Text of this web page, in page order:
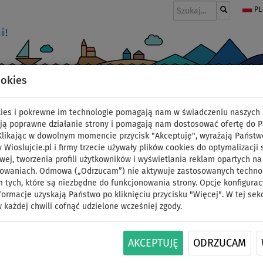
i pokrewne im technologie pomagają nam w świadczeniu naszych
poprawne działanie strony i pomagają nam dostosować ofertę do
w dowolnym momencie przycisk "Akceptuję", wyrażają
Wioslujcie.pl i firmy trzecie używały plików cookies do optymalizacji
tworzenia profili użytkowników i wyświetlania reklam opartych na
Odmowa („Odrzucam”) nie aktywuje zastosowanych
tych, które są niezbędne do funkcjonowania strony. Opcje
uzyskają Państwo po kliknięciu przycisku "Więcej". W tej
każdej chwili cofnąć udzielone wcześniej zgody.
AKCEPTUJĘ ODRZUCAM
Elektryczna pompka
Marina TURBO 12V 20
ID: 12351390911
Elektryczna pompka wysokociśnieniowa Aqua
do 20 PSI i prędkości pompowania do 70